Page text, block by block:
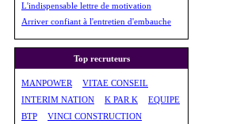
L'indispensable lettre de motivation
Arriver confiant à l'entretien d'embauche
Top recruteurs
MANPOWER
VITAE CONSEIL
INTERIM NATION
K PAR K
EQUIPE
BTP
VINCI CONSTRUCTION